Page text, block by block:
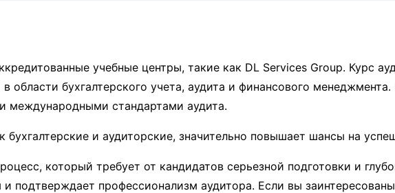
учебные центры, такие как DL Services Group. Курс
области бухгалтерского учета, аудита и финансового
международными стандартами аудита.
и аудиторские, значительно повышает шансы на
который требует от кандидатов серьезной подготовки и
профессионализм аудитора. Если вы